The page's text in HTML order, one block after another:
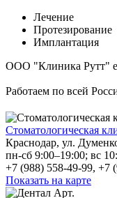
Лечение
Протезирование
Имплантация
ООО "Клиника Рутт"
Работаем по всей
Стоматологическая
Краснодар, ул.
пн-сб 9:00–19:00; вс
+7 (988) 558-49-99, +7
Показать на карте